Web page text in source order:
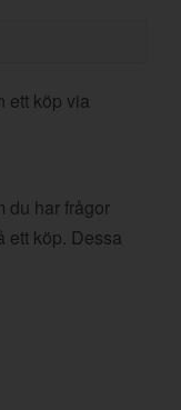
ett köp via
du har frågor
ett köp. Dessa